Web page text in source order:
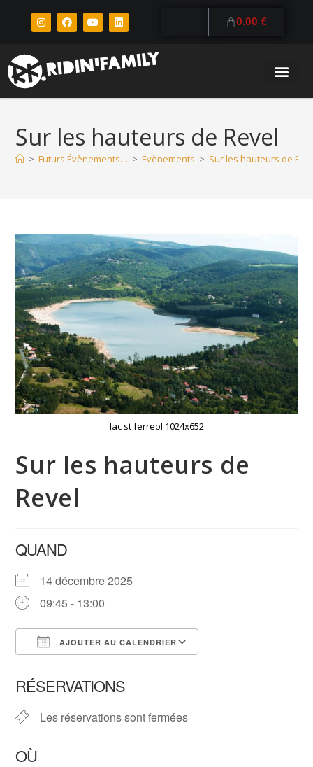
0.00 €
Sur les hauteurs de Revel
> Futurs Évènements… > Évènements > Sur les hauteurs de
lac st ferreol 1024x652
Sur les hauteurs de
Revel
QUAND
14 décembre 2025
09:45 - 13:00
AJOUTER AU CALENDRIER
RÉSERVATIONS
Les réservations sont fermées
OÙ